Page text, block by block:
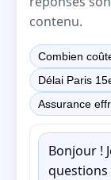
contenu.
Combien
Délai Paris
Assurance
Bonjour !
questions